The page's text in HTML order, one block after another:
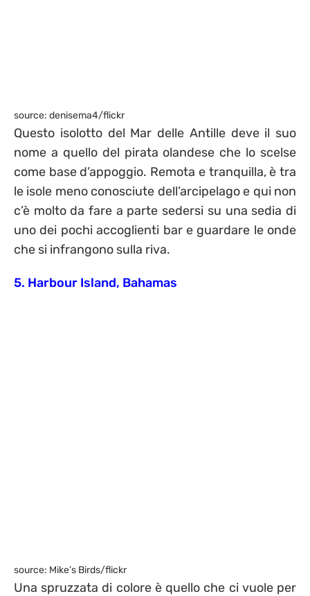
source: denisema4/flickr
Questo isolotto del Mar delle Antille deve il suo
nome a quello del pirata olandese che lo scelse
come base d’appoggio. Remota e tranquilla, è tra
le isole meno conosciute dell’arcipelago e qui non
c’è molto da fare a parte sedersi su una sedia di
uno dei pochi accoglienti bar e guardare le onde
che si infrangono sulla riva.
5. Harbour Island, Bahamas
source: Mike’s Birds/flickr
Una spruzzata di colore è quello che ci vuole per